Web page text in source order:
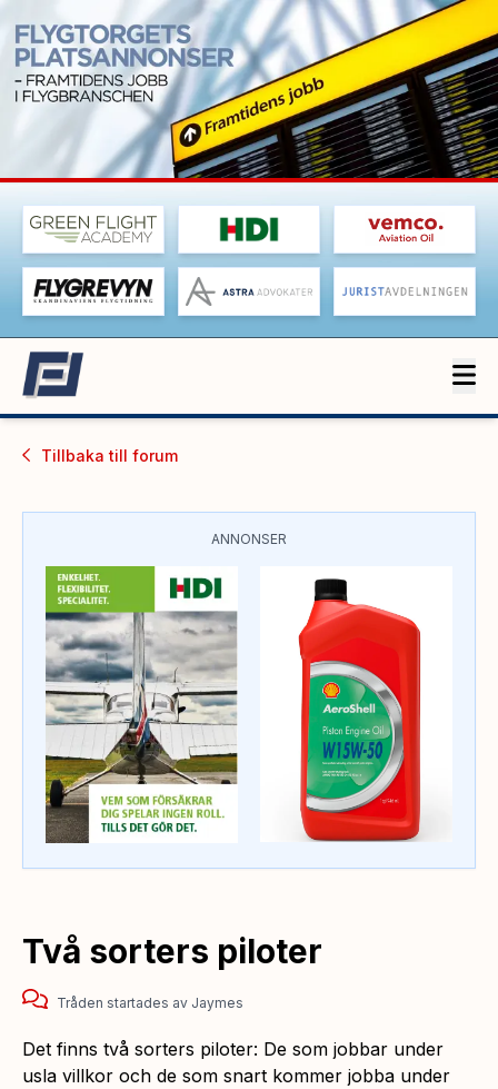
Tillbaka till forum
ANNONSER
Två sorters piloter
Tråden startades av Jaymes
Det finns två sorters piloter: De som jobbar under
usla villkor och de som snart kommer jobba under